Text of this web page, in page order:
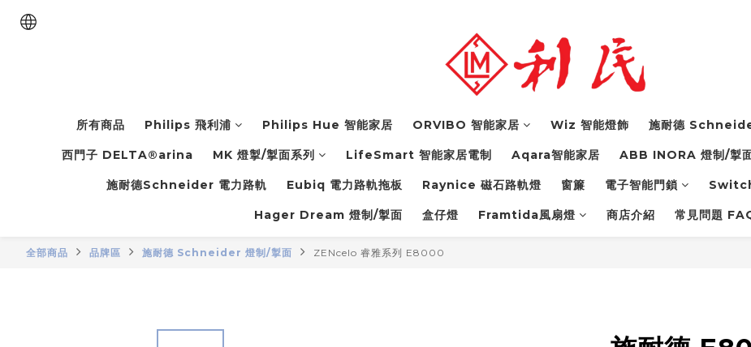
所有商品 Philips 飛利浦 Philips Hue 智能家居 ORVIBO 智能家居 Wiz 智能燈飾 施耐德
西門子 DELTA®arina MK 燈掣/掣面系列 LifeSmart 智能家居電制 Aqara智能家居 ABB INORA 燈制/掣
施耐德Schneider 電力路軌 Eubiq 電力路軌拖板 Raynice 磁石路軌燈 窗簾 電子智能門鎖
Hager Dream 燈制/掣面 盒仔燈 Framtida風扇燈 商店介紹 常見問題
全部商品 品牌區 施耐德 Schneider 燈制/掣面 ZENcelo 睿雅系列 E8000